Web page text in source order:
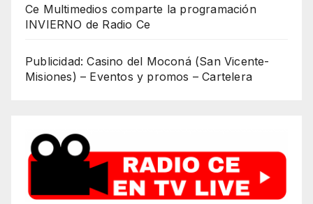
Ce Multimedios comparte la programación
INVIERNO de Radio Ce
Publicidad: Casino del Moconá (San Vicente-
Misiones) – Eventos y promos – Cartelera